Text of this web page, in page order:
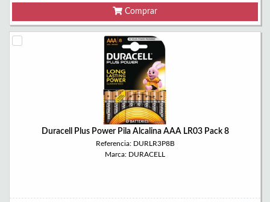
Comprar
Duracell Plus Power Pila Alcalina AAA LR03 Pack 8
Referencia: DURLR3P8B
Marca: DURACELL